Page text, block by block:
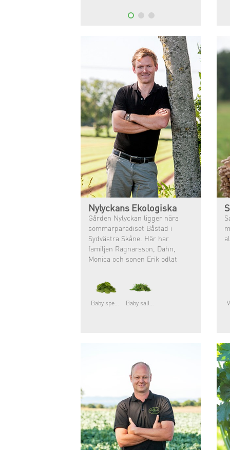
Nylyckans Ekologiska
Gården Nylyckan ligger nära
sommarparadiset Båstad i
Sydvästra Skåne. Här har
familjen Ragnarsson, Dahn,
Monica och sonen Erik odlat
tog over Dahns fädersgård.